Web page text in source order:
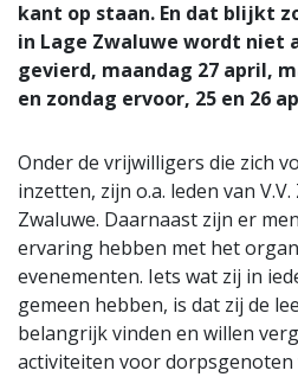
kant op staan. En dat blijkt
in Lage Zwaluwe wordt niet
gevierd, maandag 27 april,
en zondag ervoor, 25 en 26
Onder de vrijwilligers die zich
inzetten, zijn o.a. leden van
Zwaluwe. Daarnaast zijn er
ervaring hebben met het
evenementen. Iets wat zij in
gemeen hebben, is dat zij de
belangrijk vinden en willen
activiteiten voor